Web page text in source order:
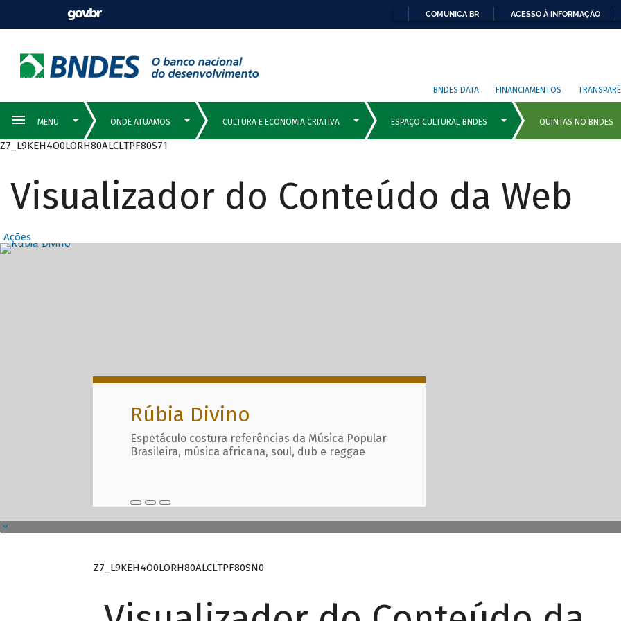
COMUNICA BR ACESSO À INFORMAÇÃO
BNDES DATA FINANCIAMENTOS
Z7_L9KEH4O0LORH80ALCLTPF80S71
Visualizador do Conteúdo da Web
Ações
Destaques Principais com
Rúbia Divino
Espetáculo costura referências da Música Popular
Brasileira, música africana, soul, dub e reggae
Z7_L9KEH4O0LORH80ALCLTPF80SN0